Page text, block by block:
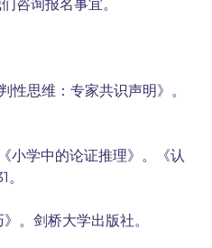
咨询报名事宜。
性思维：专家共识声明》。
小学中的论证推理》。《认
。剑桥大学出版社。